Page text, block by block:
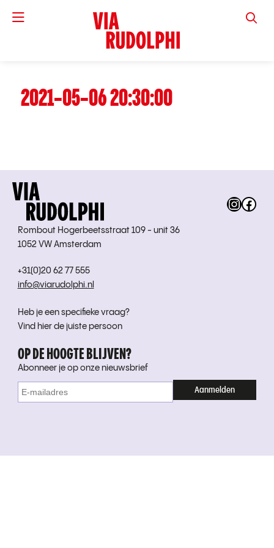
VIA
2021-05-06 20:30:00
Rombout Hogerbeetsstraat 109 - unit 36
1052 VW Amsterdam
+31(0)20 62 77 555
info@viarudolphi.nl
Heb je een specifieke vraag?
Vind hier de juiste persoon
OP DE HOOGTE BLIJVEN?
Abonneer je op onze nieuwsbrief